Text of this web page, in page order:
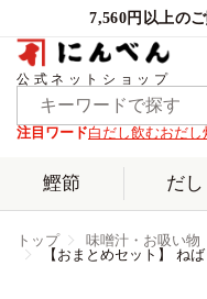
7,560円以上の
公式ネットショップ
注目ワード白だし飲むおだし
鰹節 だし
トップ
味噌汁・お吸い物
【おまとめセット】 ね